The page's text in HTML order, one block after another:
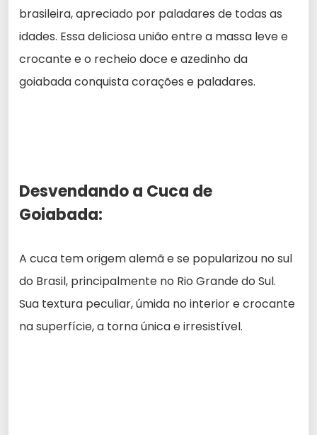
brasileira, apreciado por paladares de todas as
idades. Essa deliciosa união entre a massa leve e
crocante e o recheio doce e azedinho da
goiabada conquista corações e paladares.
Desvendando a Cuca de
Goiabada:
A cuca tem origem alemã e se popularizou no sul
do Brasil, principalmente no Rio Grande do Sul.
Sua textura peculiar, úmida no interior e crocante
na superfície, a torna única e irresistível.